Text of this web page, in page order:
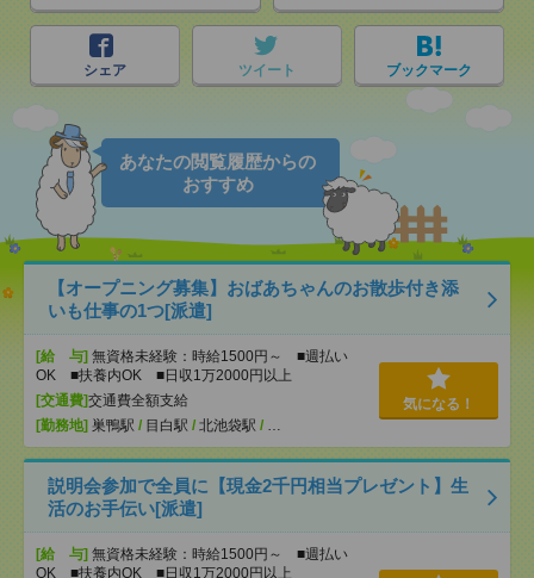
シェア ツイート ブックマーク
あなたの閲覧履歴からの
おすすめ
【オープニング募集】おばあちゃんのお散歩付き添
いも仕事の1つ[派遣]
[給 与] 無資格未経験：時給1500円～ ■週払い
OK ■扶養内OK ■日収1万2000円以上
[交通費]交通費全額支給
[勤務地] 巣鴨駅 / 目白駅 / 北池袋駅 / …
気になる！
説明会参加で全員に【現金2千円相当プレゼント】生
活のお手伝い[派遣]
[給 与] 無資格未経験：時給1500円～ ■週払い
OK ■扶養内OK ■日収1万2000円以上